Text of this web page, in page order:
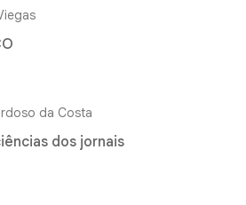
da Costa
dos jornais